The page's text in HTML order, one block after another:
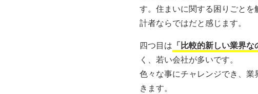
す。住まいに関する困りごと
計者ならではだと感じます。
四つ目は 「比較的新しい業界
く、若い会社が多いです。
色々な事にチャレンジでき、
きます。